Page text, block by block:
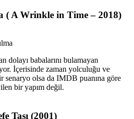
( A Wrinkle in Time – 2018)
dolayı babalarını bulamayan
İçerisinde zaman yolculuğu ve
senaryo olsa da IMDB puanına göre
bir yapım değil.
Taşı (2001)